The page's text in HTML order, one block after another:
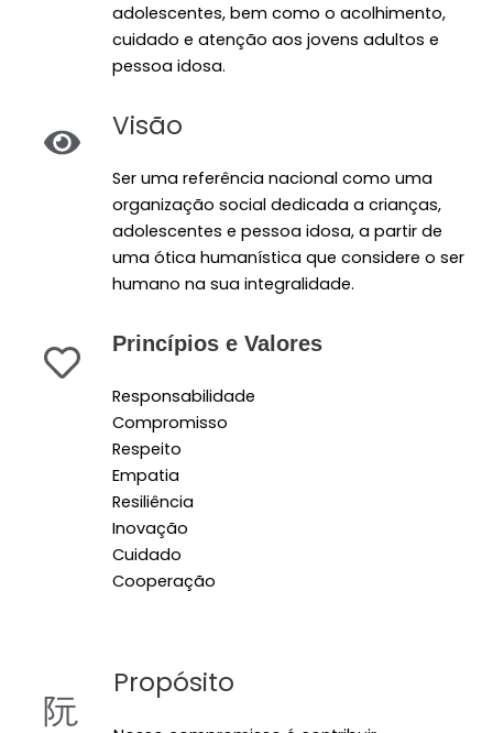
adolescentes, bem como o acolhimento,
cuidado e atenção aos jovens adultos e
pessoa idosa.
Visão
Ser uma referência nacional como uma
organização social dedicada a crianças,
adolescentes e pessoa idosa, a partir de
uma ótica humanística que considere o ser
humano na sua integralidade.
Princípios e Valores
Responsabilidade
Compromisso
Respeito
Empatia
Resiliência
Inovação
Cuidado
Cooperação
Propósito